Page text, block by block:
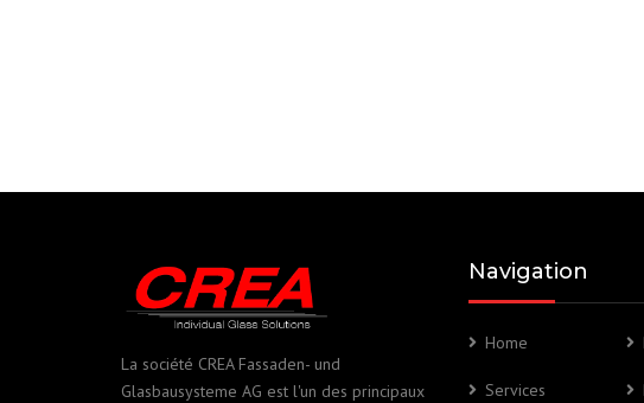
La société CREA Fassaden- und
Glasbausysteme AG est l'un des principaux
Navigation
Home
Services